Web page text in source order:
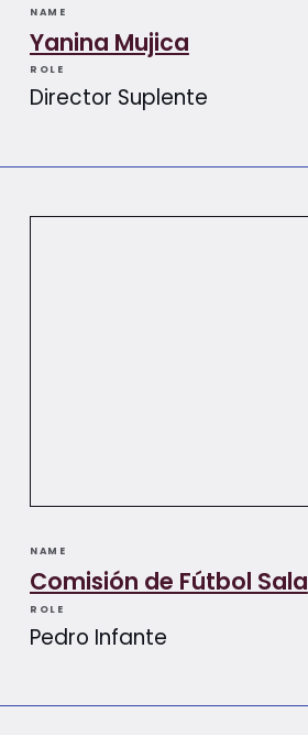
NAME
Yanina Mujica
ROLE
Director Suplente
NAME
Comisión de Fútbol Sala
ROLE
Pedro Infante